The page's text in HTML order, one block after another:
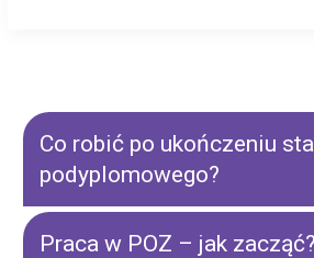
Co robić po ukończeniu
podyplomowego?
Praca w POZ – jak zacząć?